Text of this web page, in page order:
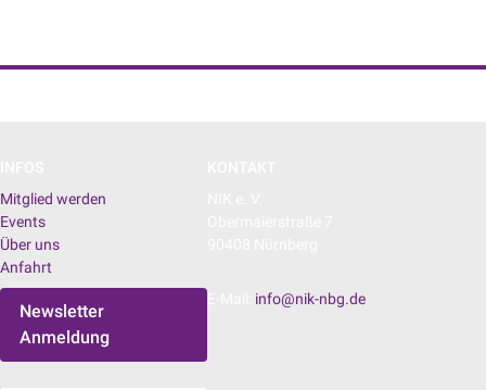
Mitglied werden
Events
Über uns
Anfahrt
Newsletter
Anmeldung
info@nik-nbg.de